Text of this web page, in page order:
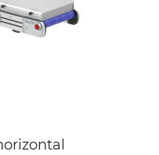
50Hz-